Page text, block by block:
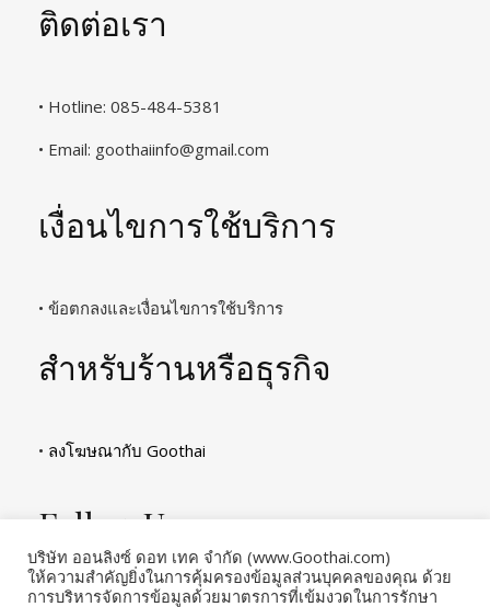
ติดต่อเรา
• Hotline: 085-484-5381
• Email: goothaiinfo@gmail.com
เงื่อนไขการใช้บริการ
• ข้อตกลงและเงื่อนไขการใช้บริการ
สำหรับร้านหรือธุรกิจ
• ลงโฆษณากับ Goothai
Follow Us
บริษัท ออนลิงซ์ ดอท เทค จำกัด (www.Goothai.com)
ให้ความสำคัญยิ่งในการคุ้มครองข้อมูลส่วนบุคคลของคุณ ด้วย
การบริหารจัดการข้อมูลด้วยมาตรการที่เข้มงวดในการรักษา